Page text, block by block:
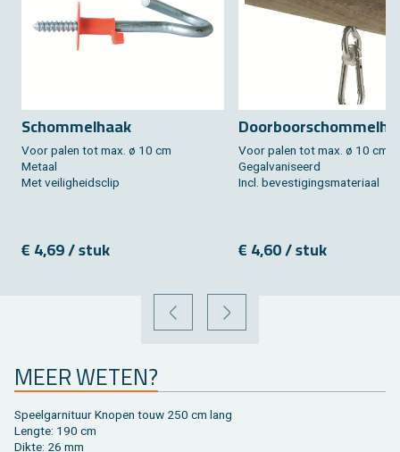
Schom­mel­haak
Voor palen tot max. ø 10 cm
Me­taal
Met vei­lig­heids­clip
€ 4,69 / stuk
Voor palen tot max. ø 10 cm
Ge­gal­va­ni­seerd
Incl. be­ves­ti­gings­ma­te­ri­aal
€ 4,60 / stuk
VORIGE VOLGENDE
MEER WETEN?
Speel­gar­ni­tuur Kno­pen touw 250 cm lang
Leng­te: 190 cm
Dikte: 26 mm